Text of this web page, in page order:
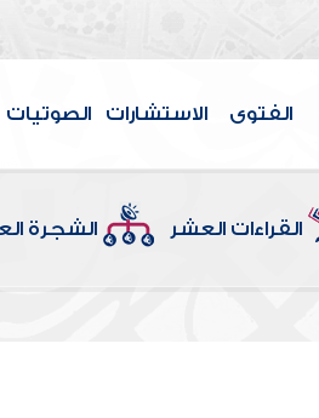
الفتوى الاستشارات الصوتيات
القراءات العشر الشجرة